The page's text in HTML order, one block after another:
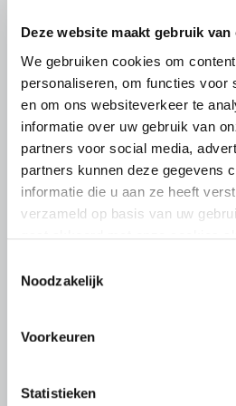
Deze website maakt gebruik van
We gebruiken cookies om
personaliseren, om functies voor
en om ons websiteverkeer te
informatie over uw gebruik van
partners voor social media,
partners kunnen deze gegevens
informatie die u aan ze heeft
verzameld op basis van uw
Noodzakelijk
Voorkeuren
Statistieken
LTO LOBBY